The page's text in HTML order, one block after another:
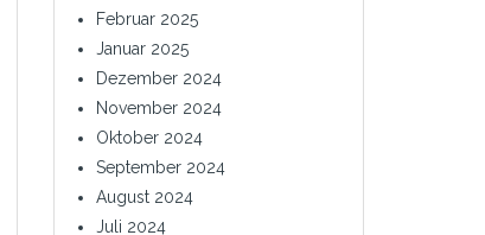
Februar 2025
Januar 2025
Dezember 2024
November 2024
Oktober 2024
September 2024
August 2024
Juli 2024